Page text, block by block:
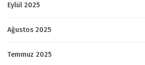
Eylül 2025
Ağustos 2025
Temmuz 2025